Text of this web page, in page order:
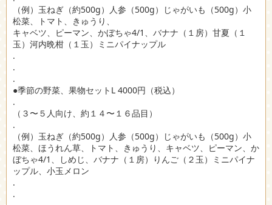
（例）玉ねぎ（約500g）人参（500g）じゃがいも（500g）小
松菜、トマト、きゅうり、
キャベツ、ピーマン、かぼちゃ4/1、バナナ（１房）甘夏（１
玉）河内晩柑（１玉）ミニパイナップル
.
.
.
●季節の野菜、果物セットL 4000円（税込）
.
（３〜５人向け、約１４〜１６品目）
.
（例）玉ねぎ（約500g）人参（500g）じゃがいも（500g）小
松菜、ほうれん草、トマト、きゅうり、キャベツ、ピーマン、か
ぼちゃ4/1、しめじ、バナナ（１房）りんご（２玉）ミニパイナ
ップル、小玉メロン
.
.